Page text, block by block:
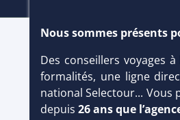
HÔTEL
Hôtel Classique
Nous sommes présents
Des conseillers voyages
formalités, une ligne
national Selectour...
depuis 26 ans que